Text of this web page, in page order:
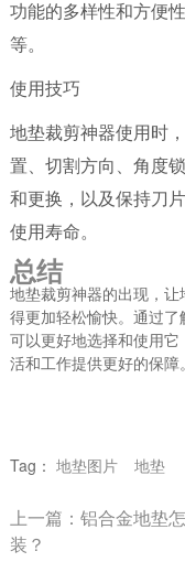
功能的多样性和方便
等。
使用技巧
地垫裁剪神器使用时
置、切割方向、角度
和更换，以及保持刀
使用寿命。
总结
地垫裁剪神器的出现，
得更加轻松愉快。通过
可以更好地选择和使用
活和工作提供更好的保障。
Tag： 地垫图片 地垫
上一篇： 铝合金地垫
装？